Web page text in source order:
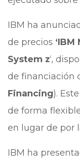
IBM ha
de precios
System z‘,
de financiación
Financing).
de forma
en lugar de por
IBM ha